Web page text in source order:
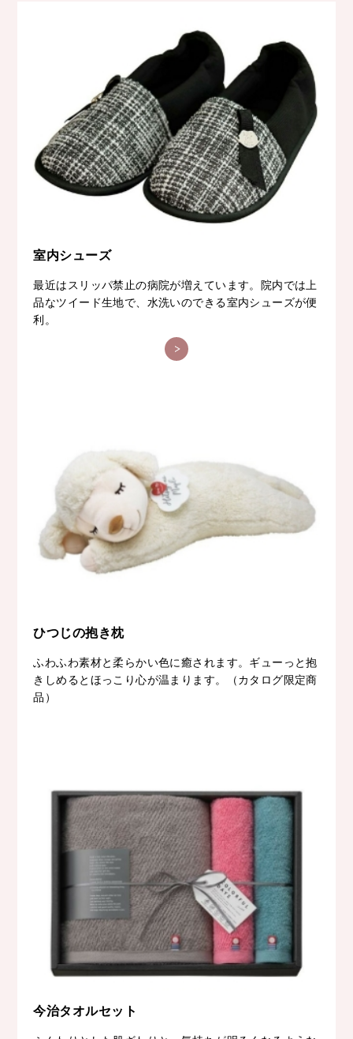
室内シューズ
最近はスリッパ禁止の病院が増えています。院内では上
品なツイード生地で、水洗いのできる室内シューズが便
利。
ひつじの抱き枕
ふわふわ素材と柔らかい色に癒されます。ギューっと抱
きしめるとほっこり心が温まります。（カタログ限定商
品）
今治タオルセット